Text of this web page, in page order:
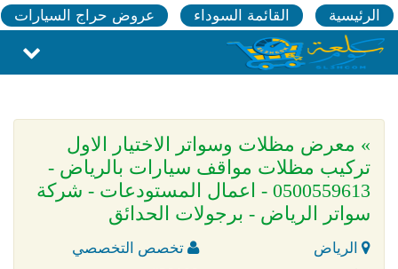
الرئيسية القائمة السوداء عروض حراج السيارات
» معرض مظلات وسواتر الاختيار الاول
تركيب مظلات مواقف سيارات بالرياض -
0500559613 - اعمال المستودعات - شركة
سواتر الرياض - برجولات الحدائق
الرياض
تخصص التخصصي